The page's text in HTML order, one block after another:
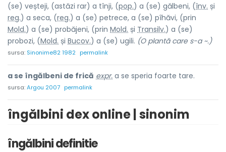
(se) veșteji, (astăzi rar) a tînji, (pop.) a (se) gălbeni, (înv. și
reg.) a seca, (reg.) a (se) petrece, a (se) pîhăvi, (prin
Mold.) a (se) probăjeni, (prin Mold. și Transilv.) a (se)
probozi, (Mold. și Bucov.) a (se) ugili. (O plantă care s-a ~.)
sursa: Sinonime82 1982 permalink
a se îngălbeni de frică expr. a se speria foarte tare.
sursa:Argou 2007 permalink
îngălbini dex online | sinonim
îngălbini definitie